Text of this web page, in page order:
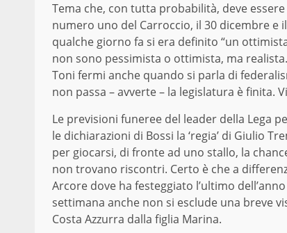
Tema che, con tutta probabilità, deve
numero uno del Carroccio, il 30 dicembre e
qualche giorno fa si era definito “un
non sono pessimista o ottimista, ma
Toni fermi anche quando si parla di
non passa – avverte – la legislatura è finita.
Le previsioni funeree del leader della Lega
le dichiarazioni di Bossi la ‘regia’ di Giulio
per giocarsi, di fronte ad uno stallo, la
non trovano riscontri. Certo è che a
Arcore dove ha festeggiato l’ultimo
settimana anche non si esclude una breve
Costa Azzurra dalla figlia Marina.